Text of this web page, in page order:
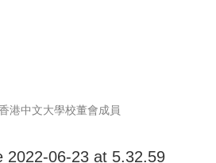
港中文大學校董會成員